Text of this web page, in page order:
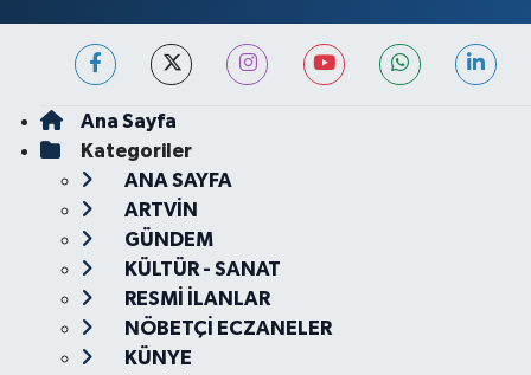
Ana Sayfa
Kategoriler
ANA SAYFA
ARTVİN
GÜNDEM
KÜLTÜR - SANAT
RESMİ İLANLAR
NÖBETÇİ ECZANELER
KÜNYE